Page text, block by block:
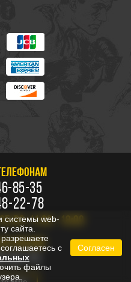
85-35
22-78
ВС: 11:00 - 18:00
РОССИИ
53-73
системы web-
сайта.
с
файлы
Согласен